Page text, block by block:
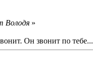
Володя »
Он звонит по тебе...